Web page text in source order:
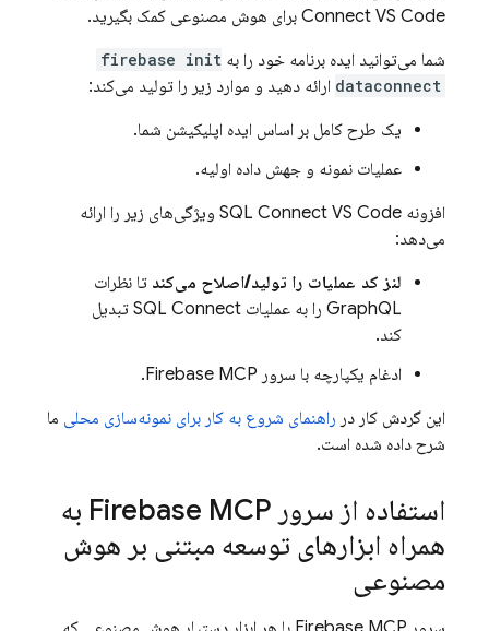
Connect VS Code برای هوش مصنوعی کمک بگیرید.
شما می‌توانید ایده برنامه خود را به firebase init
dataconnect ارائه دهید و موارد زیر را تولید می‌کند:
یک طرح کامل بر اساس ایده اپلیکیشن شما.
عملیات نمونه و جهش داده اولیه.
افزونه SQL Connect VS Code ویژگی‌های زیر را ارائه
می‌دهد:
لنز کد عملیات را تولید/اصلاح می‌کند تا نظرات
GraphQL را به عملیات
SQL Connect تبدیل
کند.
ادغام یکپارچه با سرور Firebase MCP.
این گردش کار در راهنمای شروع به کار برای نمونه‌سازی محلی ما
شرح داده شده است.
استفاده از سرور Firebase MCP به
همراه ابزارهای توسعه مبتنی بر هوش
مصنوعی